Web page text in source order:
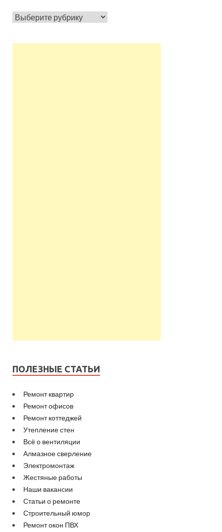
ПОЛЕЗНЫЕ СТАТЬИ
Ремонт квартир
Ремонт офисов
Ремонт коттеджей
Утепление стен
Всё о вентиляции
Алмазное сверление
Электромонтаж
Жестяные работы
Наши вакансии
Статьи о ремонте
Строительный юмор
Ремонт окон ПВХ